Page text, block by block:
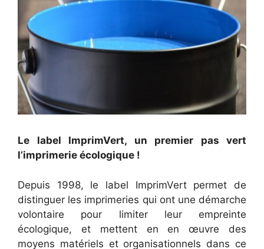
Le label ImprimVert, un premier pas vert
l’imprimerie écologique !
Depuis 1998, le label ImprimVert permet de
distinguer les imprimeries qui ont une démarche
volontaire pour limiter leur empreinte
écologique, et mettent en en œuvre des
moyens matériels et organisationnels dans ce